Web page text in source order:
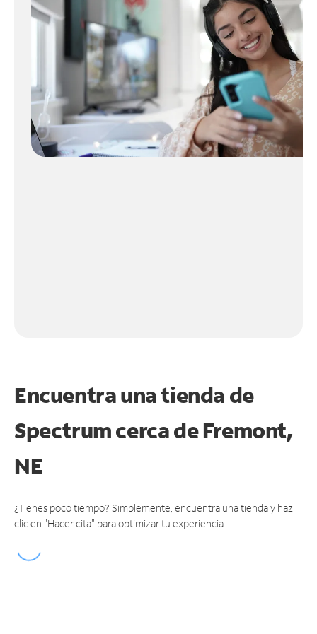
Encuentra una tienda de
Spectrumcerca de Fremont,
NE
¿Tienes poco tiempo? Simplemente, encuentra una tienda y haz
clic en "Hacer cita" para optimizar tu experiencia.